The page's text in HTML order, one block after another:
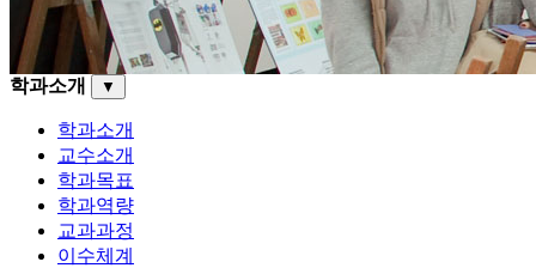
학과소개 ▼
학과소개
교수소개
학과목표
학과역량
교과과정
이수체계